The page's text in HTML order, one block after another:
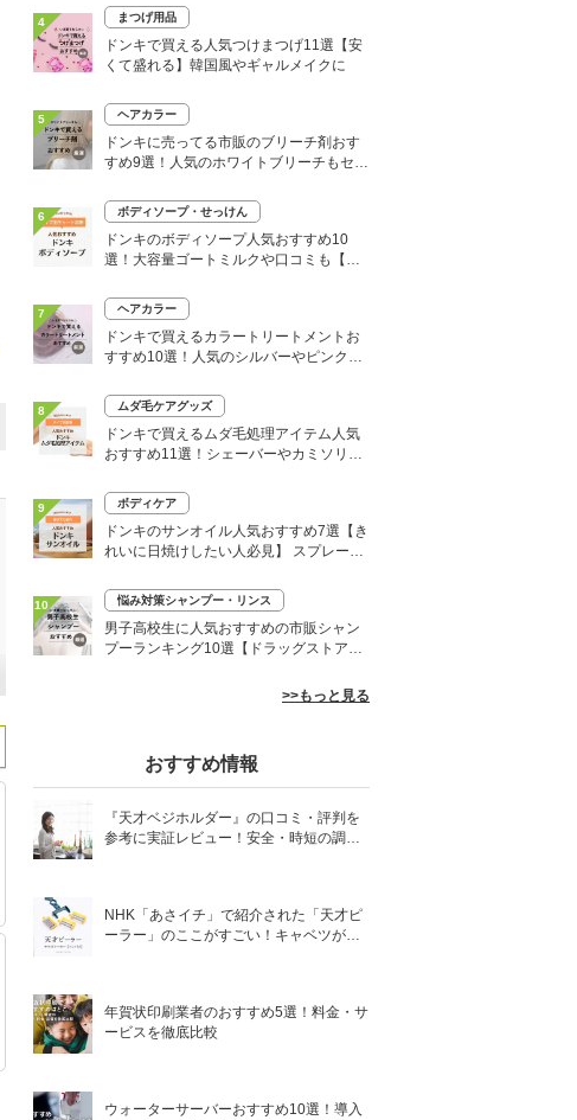
4 まつげ用品
ドンキで買える人気つけまつげ11選【安
くて盛れる】韓国風やギャルメイクに
5 ヘアカラー
ドンキに売ってる市販のブリーチ剤おす
すめ9選！人気のホワイトブリーチもセル
6 ボディソープ・せっけん
ドンキのボディソープ人気おすすめ10
選！大容量ゴートミルクや口コミも【い
7 ヘアカラー
ドンキで買えるカラートリートメントお
すすめ10選！人気のシルバーやピンク、
8 ムダ毛ケアグッズ
ドンキで買えるムダ毛処理アイテム人気
おすすめ11選！シェーバーやカミソリな
9 ボディケア
ドンキのサンオイル人気おすすめ7選【き
れいに日焼けしたい人必見】 スプレーや
10 悩み対策シャンプー・リンス
男子高校生に人気おすすめの市販シャン
プーランキング10選【ドラッグストア】
>>もっと見る
おすすめ情報
『天才ベジホルダー』の口コミ・評判を
参考に実証レビュー！安全・時短の調理
NHK「あさイチ」で紹介された「天才ピ
ーラー」のここがすごい！キャベツがほ
年賀状印刷業者のおすすめ5選！料金・サ
ービスを徹底比較
ウォーターサーバーおすすめ10選！導入